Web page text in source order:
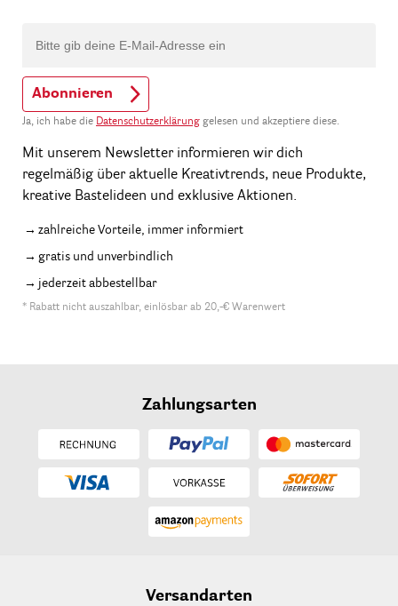
Abonnieren
Ja, ich habe die Datenschutzerklärung gelesen und akzeptiere diese.
Mit unserem Newsletter informieren wir dich
regelmäßig über aktuelle Kreativtrends, neue Produkte,
kreative Bastelideen und exklusive Aktionen.
zahlreiche Vorteile, immer informiert
gratis und unverbindlich
jederzeit abbestellbar
* Rabatt nicht auszahlbar, einlösbar ab 20,-€ Warenwert
Zahlungsarten
Versandarten